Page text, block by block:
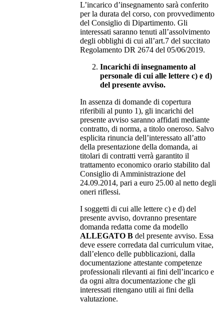
L’incarico d’insegnamento sarà conferito
per la durata del corso, con provvedimento
del Consiglio di Dipartimento. Gli
interessati saranno tenuti all’assolvimento
degli obblighi di cui all’art.7 del succitato
Regolamento DR 2674 del 05/06/2019.
Incarichi di insegnamento al
personale di cui alle lettere c) e d)
del presente avviso.
In assenza di domande di copertura
riferibili al punto 1), gli incarichi del
presente avviso saranno affidati mediante
contratto, di norma, a titolo oneroso. Salvo
esplicita rinuncia dell’interessato all’atto
della presentazione della domanda, ai
titolari di contratti verrà garantito il
trattamento economico orario stabilito dal
Consiglio di Amministrazione del
24.09.2014, pari a euro 25.00 al netto degli
oneri riflessi.
I soggetti di cui alle lettere c) e d) del
presente avviso, dovranno presentare
domanda redatta come da modello
ALLEGATO B del presente avviso. Essa
deve essere corredata dal curriculum vitae,
dall’elenco delle pubblicazioni, dalla
documentazione attestante competenze
professionali rilevanti ai fini dell’incarico e
da ogni altra documentazione che gli
interessati ritengano utili ai fini della
valutazione.